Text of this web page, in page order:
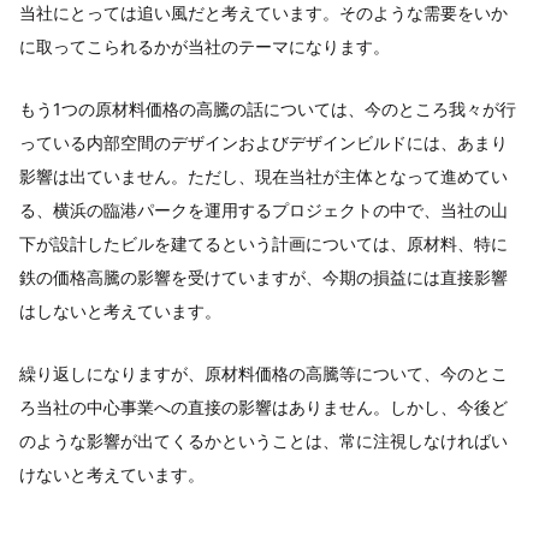
当社にとっては追い風だと考えています。そのような需要をいか
に取ってこられるかが当社のテーマになります。
もう1つの原材料価格の高騰の話については、今のところ我々が行
っている内部空間のデザインおよびデザインビルドには、あまり
影響は出ていません。ただし、現在当社が主体となって進めてい
る、横浜の臨港パークを運用するプロジェクトの中で、当社の山
下が設計したビルを建てるという計画については、原材料、特に
鉄の価格高騰の影響を受けていますが、今期の損益には直接影響
はしないと考えています。
繰り返しになりますが、原材料価格の高騰等について、今のとこ
ろ当社の中心事業への直接の影響はありません。しかし、今後ど
のような影響が出てくるかということは、常に注視しなければい
けないと考えています。